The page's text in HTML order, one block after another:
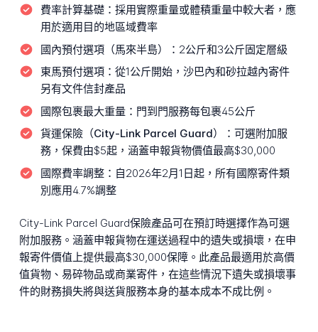
費率計算基礎： 採用實際重量或體積重量中較大者，應
用於適用目的地區域費率
國內預付選項（馬來半島）： 2公斤和3公斤固定層級
東馬預付選項： 從1公斤開始，沙巴內和砂拉越內寄件
另有文件信封產品
國際包裹最大重量： 門到門服務每包裹45公斤
貨運保險（City-Link Parcel Guard）： 可選附加服
務，保費由$5起，涵蓋申報貨物價值最高$30,000
國際費率調整： 自2026年2月1日起，所有國際寄件類
別應用4.7%調整
City-Link Parcel Guard保險產品可在預訂時選擇作為可選
附加服務。涵蓋申報貨物在運送過程中的遺失或損壞，在申
報寄件價值上提供最高$30,000保障。此產品最適用於高價
值貨物、易碎物品或商業寄件，在這些情況下遺失或損壞事
件的財務損失將與送貨服務本身的基本成本不成比例。